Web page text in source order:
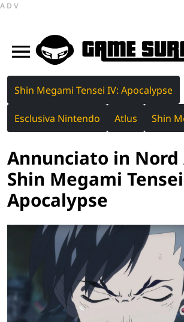
ADV
Shin Megami Tensei IV: Apocalypse
Esclusiva Nintendo Atlus Shin
Annunciato in Nord
Shin Megami
Apocalypse